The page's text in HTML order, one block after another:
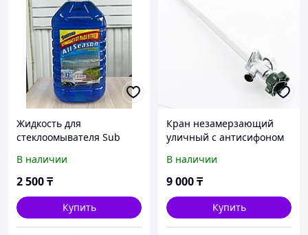
Жидкость для
стеклоомывателя Sub
жидкость -32С 5 л
В наличии
2 500₸
Купить
Кран незамерзающий
уличный с антисифоном
3/4", длина 500 мм
В наличии
9 000₸
Купить